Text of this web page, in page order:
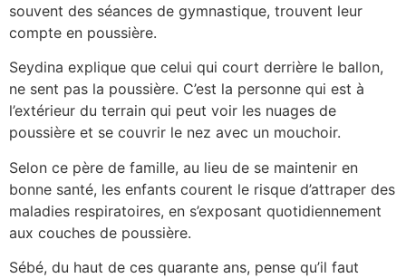
souvent des séances de gymnastique, trouvent leur
compte en poussière.
Seydina explique que celui qui court derrière le ballon,
ne sent pas la poussière. C’est la personne qui est à
l’extérieur du terrain qui peut voir les nuages de
poussière et se couvrir le nez avec un mouchoir.
Selon ce père de famille, au lieu de se maintenir en
bonne santé, les enfants courent le risque d’attraper des
maladies respiratoires, en s’exposant quotidiennement
aux couches de poussière.
Sébé, du haut de ces quarante ans, pense qu’il faut